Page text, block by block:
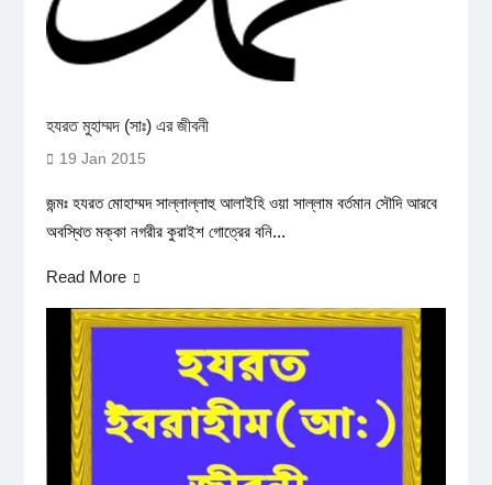
হযরত মুহাম্মদ (সাঃ) এর জীবনী
19 Jan 2015
জন্মঃ হযরত মোহাম্মদ সাল্লাল্লাহু আলাইহি ওয়া সাল্লাম বর্তমান সৌদি আরবে
অবস্থিত মক্কা নগরীর কুরাইশ গোত্রের বনি...
Read More